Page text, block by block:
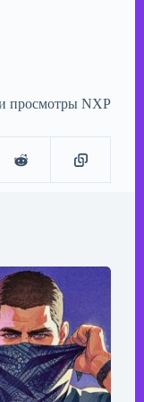
просмотры NXP